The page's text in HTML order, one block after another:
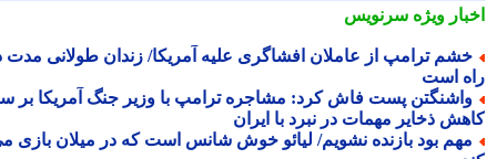
ویژهسرنویس
ترامپ از عاملان افشاگری علیه آمریکا/ زندان طولانی مدت در
است
پست فاش کرد: مشاجره ترامپ با وزیر جنگ آمریکا بر سر
ذخایر مهمات در نبرد با ایران
بود بازنده نشویم/ لیائو خوش شانس است که در میلان بازی می